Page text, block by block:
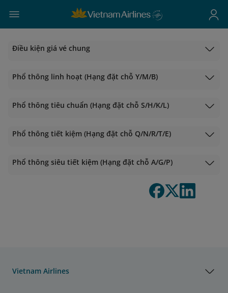
Điều kiện giá vé chung
Phổ thông linh hoạt (Hạng đặt chỗ Y/M/B)
Phổ thông tiêu chuẩn (Hạng đặt chỗ S/H/K/L)
Phổ thông tiết kiệm (Hạng đặt chỗ Q/N/R/T/E)
Phổ thông siêu tiết kiệm (Hạng đặt chỗ A/G/P)
Vietnam Airlines